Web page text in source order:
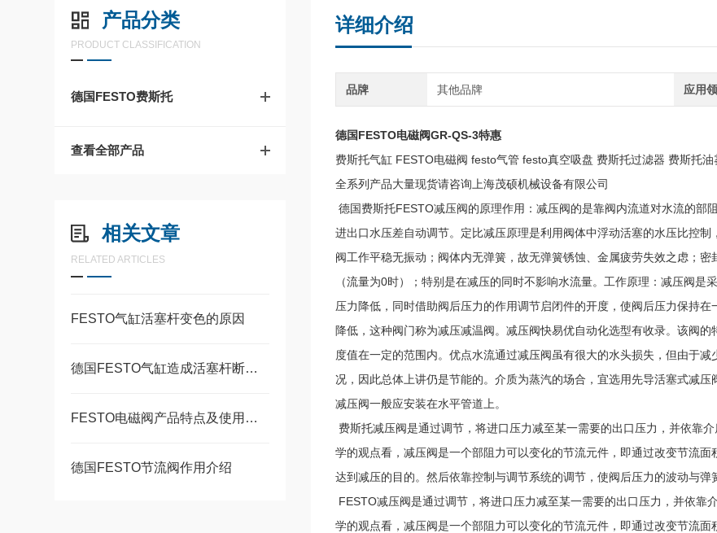
产品分类
PRODUCT CLASSIFICATION
德国FESTO费斯托
查看全部产品
相关文章
RELATED ARTICLES
FESTO气缸活塞杆变色的原因
德国FESTO气缸造成活塞杆断裂的常见原因
FESTO电磁阀产品特点及使用要求
德国FESTO节流阀作用介绍
详细介绍
品牌 其他品牌 应用
德国FESTO电磁阀GR-QS-3特惠
费斯托气缸 FESTO电磁阀 festo气管 festo真空吸盘 费斯托过滤器 费斯托
全系列产品大量现货请咨询上海茂硕机械设备有限公司
德国费斯托FESTO减压阀的原理作用：减压阀的是靠阀内流道对水流的部
进出口水压差自动调节。定比减压原理是利用阀体中浮动活塞的水压比控
阀工作平稳无振动；阀体内无弹簧，故无弹簧锈蚀、金属疲劳失效之虑；
（流量为0时）；特别是在减压的同时不影响水流量。工作原理：减压阀
压力降低，同时借助阀后压力的作用调节启闭件的开度，使阀后压力保持
降低，这种阀门称为减压减温阀。减压阀快易优自动化选型有收录。该阀
度值在一定的范围内。优点水流通过减压阀虽有很大的水头损失，但由于
况，因此总体上讲仍是节能的。介质为蒸汽的场合，宜选用先导活塞式减
减压阀一般应安装在水平管道上。
费斯托减压阀是通过调节，将进口压力减至某一需要的出口压力，并依靠
学的观点看，减压阀是一个部阻力可以变化的节流元件，即通过改变节流
达到减压的目的。然后依靠控制与调节系统的调节，使阀后压力的波动与弹
FESTO减压阀是通过调节，将进口压力减至某一需要的出口压力，并依靠
学的观点看，减压阀是一个部阻力可以变化的节流元件，即通过改变节流